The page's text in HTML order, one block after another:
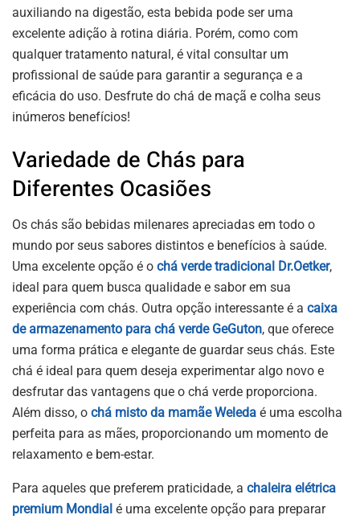
auxiliando na digestão, esta bebida pode ser uma
excelente adição à rotina diária. Porém, como com
qualquer tratamento natural, é vital consultar um
profissional de saúde para garantir a segurança e a
eficácia do uso. Desfrute do chá de maçã e colha seus
inúmeros benefícios!
Variedade de Chás para
Diferentes Ocasiões
Os chás são bebidas milenares apreciadas em todo o
mundo por seus sabores distintos e benefícios à saúde.
Uma excelente opção é o chá verde tradicional Dr.Oetker,
ideal para quem busca qualidade e sabor em sua
experiência com chás. Outra opção interessante é a caixa
de armazenamento para chá verde GeGuton, que oferece
uma forma prática e elegante de guardar seus chás. Este
chá é ideal para quem deseja experimentar algo novo e
desfrutar das vantagens que o chá verde proporciona.
Além disso, o chá misto da mamãe Weleda é uma escolha
perfeita para as mães, proporcionando um momento de
relaxamento e bem-estar.
Para aqueles que preferem praticidade, a chaleira elétrica
premium Mondial é uma excelente opção para preparar